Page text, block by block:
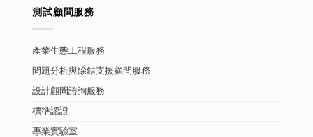
測試顧問服務
產業生態工程服務
問題分析與除錯支援顧問服務
設計顧問諮詢服務
標準認證
專業實驗室